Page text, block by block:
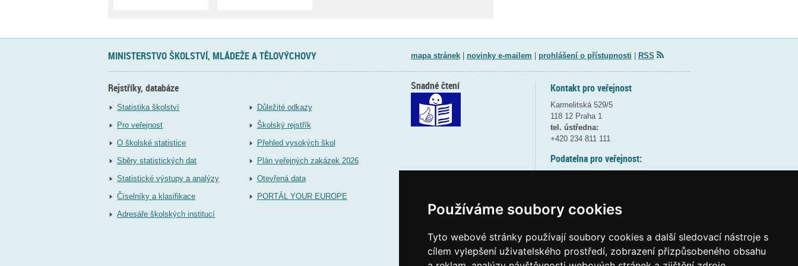
Používáme soubory cookies
Tyto webové stránky používají soubory cookies a další sledovací nástroje s
cílem vylepšení uživatelského prostředí, zobrazení přizpůsobeného obsahu
MINISTERSTVO ŠKOLSTVÍ, MLÁDEŽE A TĚLOVÝCHOVY mapa stránek| novinky e-mailem prohlášení o přístupnosti RSS
Rejstříky, databáze
Statistika školství
Pro veřejnost
O školské statistice
Sběry statistických dat
Statistické výstupy a analýzy
Číselníky a klasifikace
Adresáře školských institucí
Důležité odkazy
Školský rejstřík
Přehled vysokých škol
Plán veřejných zakázek 2026
Otevřená data
PORTÁL YOUR EUROPE
Kontakt pro veřejnost
Karmelitská 529/5
118 12 Praha 1
tel. ústředna:
+420 234 811 111
Podatelna pro veřejnost:
(více informací
Elektronická podatelna:
Snadné čtení